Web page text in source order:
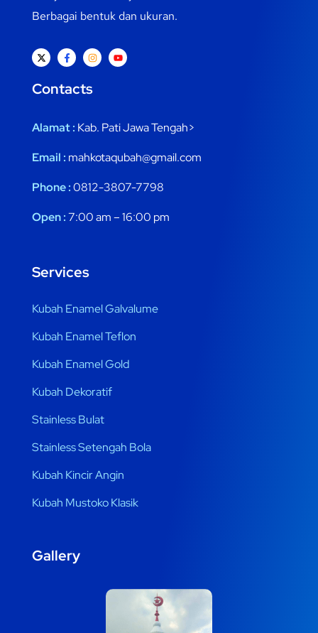
Berbagai bentuk dan ukuran.
Contacts
Alamat : Kab. Pati Jawa Tengah>
Email : mahkotaqubah@gmail.com
Phone :0812-3807-7798
Open :7:00 am – 16:00 pm
Services
Kubah Enamel Galvalume
Kubah Enamel Teflon
Kubah Enamel Gold
Kubah Dekoratif
Stainless Bulat
Stainless Setengah Bola
Kubah Kincir Angin
Kubah Mustoko Klasik
Gallery